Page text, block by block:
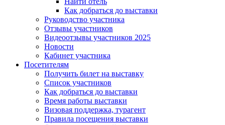
Как добраться до выставки
Руководство участника
Отзывы участников
Видеоотзывы участников 2025
Новости
Кабинет участника
Посетителям
Получить билет на выставку
Список участников
Как добраться до выставки
Время работы выставки
Визовая поддержка, турагент
Правила посещения выставки